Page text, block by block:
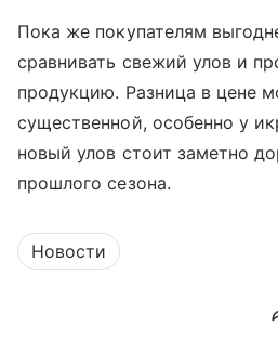
Пока же покупателям
сравнивать свежий улов и
продукцию. Разница в цене
существенной, особенно у
новый улов стоит заметно
прошлого сезона.
Новости